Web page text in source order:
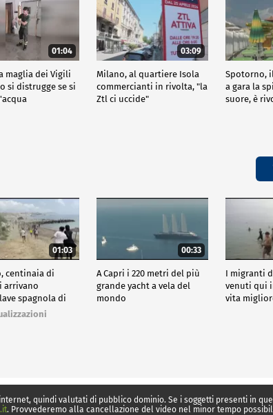
01:04
maglia dei Vigili
si distrugge se si
03:09
Milano, al quartiere Isola
commercianti in rivolta, "la
Ztl ci uccide"
Spotorno,
a gara la
suore, è
01:03
centinaia di
arrivano
spagnola di
00:33
A Capri i 220 metri del più
grande yacht a vela del
mondo
I migranti
venuti qui
vita
quindi valutati di pubblico dominio. Se i soggetti presenti in
. Provvederemo alla cancellazione del video nel minor tempo